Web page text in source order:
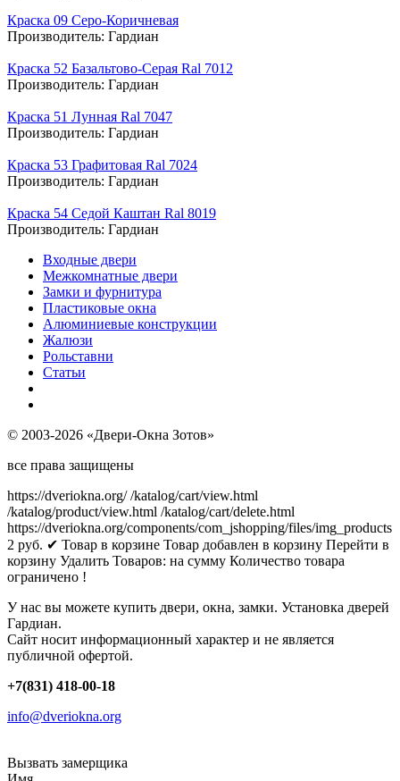
Краска 09 Серо-Коричневая
Производитель: Гардиан
Краска 52 Базальтово-Серая Ral 7012
Производитель: Гардиан
Краска 51 Лунная Ral 7047
Производитель: Гардиан
Краска 53 Графитовая Ral 7024
Производитель: Гардиан
Краска 54 Седой Каштан Ral 8019
Производитель: Гардиан
Входные двери
Межкомнатные двери
Замки и фурнитура
Пластиковые окна
Алюминиевые конструкции
Жалюзи
Рольставни
Статьи
© 2003-2026 «Двери-Окна Зотов»
все права защищены
https://dveriokna.org/ /katalog/cart/view.html
/katalog/product/view.html /katalog/cart/delete.html
https://dveriokna.org/components/com_jshopping/files/img_products
2 руб. ✔ Товар в корзине Товар добавлен в корзину Перейти в
корзину Удалить Товаров: на сумму Количество товара
ограничено !
У нас вы можете купить двери, окна, замки. Установка дверей
Гардиан.
Сайт носит информационный характер и не является
публичной офертой.
+7(831) 418-00-18
info@dveriokna.org
Вызвать замерщика